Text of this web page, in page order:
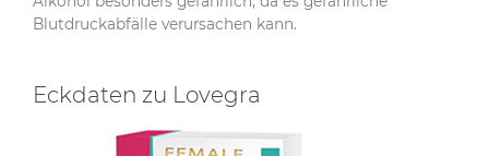
Blutdruckabfälle verursachen kann.
Eckdaten zu Lovegra